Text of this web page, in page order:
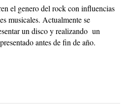
el genero del rock con influencias
musicales. Actualmente se
un disco y realizando un
antes de fin de año.